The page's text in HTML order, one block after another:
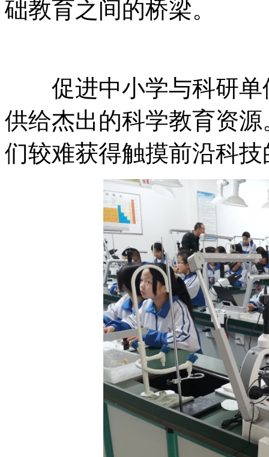
础教育之间的桥梁。
促进中小学与科研单位
供给杰出的科学教育资源
们较难获得触摸前沿科技的时